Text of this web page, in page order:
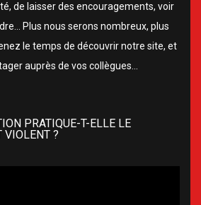
de laisser des encouragements, voir
Plus nous serons nombreux, plus
le temps de découvrir notre site, et
auprès de vos collègues…
PRATIQUE-T-ELLE LE
VIOLENT ?